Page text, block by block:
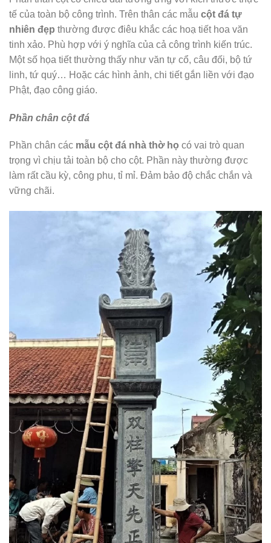
tế của toàn bộ công trình. Trên thân các mẫu cột đá tự
nhiên đẹp thường được điêu khắc các hoạ tiết hoa văn
tinh xảo. Phù hợp với ý nghĩa của cả công trình kiến trúc.
Một số họa tiết thường thấy như văn tự cổ, câu đối, bộ tứ
linh, tứ quý… Hoặc các hình ảnh, chi tiết gắn liền với đạo
Phật, đạo công giáo.
Phần chân cột đá
Phần chân các mẫu cột đá nhà thờ họ có vai trò quan
trọng vì chịu tải toàn bộ cho cột. Phần này thường được
làm rất cầu kỳ, công phu, tỉ mỉ. Đảm bảo độ chắc chắn và
vững chãi.